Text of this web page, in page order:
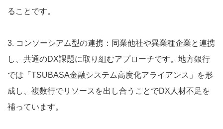
ることです。
3. コンソーシアム型の連携：同業他社や異業種企業と連携
し、共通のDX課題に取り組むアプローチです。地方銀行
では「TSUBASA金融システム高度化アライアンス」を形
成し、複数行でリソースを出し合うことでDX人材不足を
補っています。